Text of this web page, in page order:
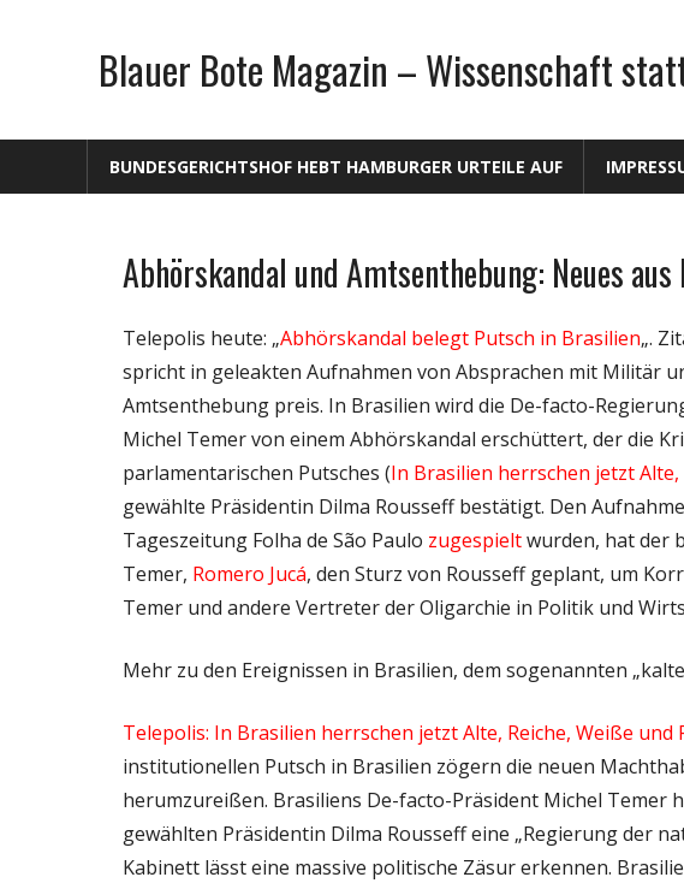
Blauer Bote Magazin – Wissenschaft
BUNDESGERICHTSHOF HEBT HAMBURGER URTEILE AUF
Gesellschaft
Politik
Wissenschaft
Abhörskandal und Amtsenthebung: Neues
Telepolis heute: „Abhörskandal belegt Putsch in Brasilien„.
spricht in geleakten Aufnahmen von Absprachen mit Militär
Amtsenthebung preis. In Brasilien wird die De-facto-
Michel Temer von einem Abhörskandal erschüttert, der die
parlamentarischen Putsches (In Brasilien herrschen jetzt Alte,
gewählte Präsidentin Dilma Rousseff bestätigt. Den
Tageszeitung Folha de São Paulo zugespieltwurden, hat der
Temer, Romero Jucá, den Sturz von Rousseff geplant, um
Temer und andere Vertreter der Oligarchie in Politik und
Mehr zu den Ereignissen in Brasilien, dem sogenannten
Telepolis: In Brasilien herrschen jetzt Alte, Reiche, Weiße und
institutionellen Putsch in Brasilien zögern die neuen
herumzureißen. Brasiliens De-facto-Präsident Michel Temer
gewählten Präsidentin Dilma Rousseff eine „Regierung der
Kabinett lässt eine massive politische Zäsur erkennen.